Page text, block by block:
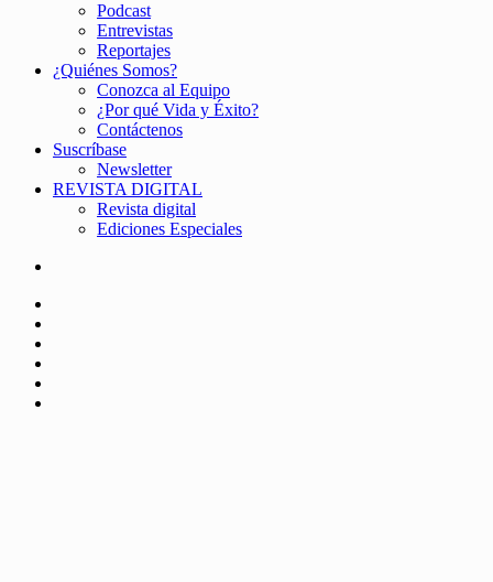
Podcast
Entrevistas
Reportajes
¿Quiénes Somos?
Conozca al Equipo
¿Por qué Vida y Éxito?
Contáctenos
Suscríbase
Newsletter
REVISTA DIGITAL
Revista digital
Ediciones Especiales